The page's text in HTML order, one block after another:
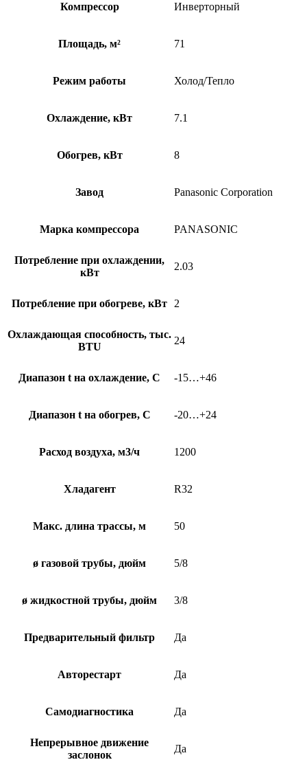
Компрессор Инверторный
Площадь, м² 71
Режим работы Холод/Тепло
Охлаждение, кВт 7.1
Обогрев, кВт 8
Завод Panasonic Corporation
Марка компрессора PANASONIC
Потребление при охлаждении,
кВт
2.03
Потребление при обогреве, кВт 2
Охлаждающая способность, тыс.
BTU
24
Диапазон t на охлаждение, С -15…+46
Диапазон t на обогрев, С -20…+24
Расход воздуха, м3/ч 1200
Хладагент R32
Макс. длина трассы, м 50
ø газовой трубы, дюйм 5/8
ø жидкостной трубы, дюйм 3/8
Предварительный фильтр Да
Авторестарт Да
Самодиагностика Да
Непрерывное движение
заслонок
Да